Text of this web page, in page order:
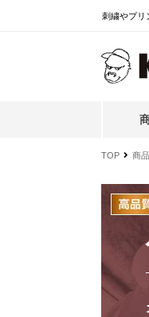
刺繍やプリ
TOP 商